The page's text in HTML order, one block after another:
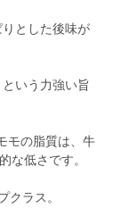
とした後味が
いう力強い旨
モの脂質は、牛
な低さです。
クラス。